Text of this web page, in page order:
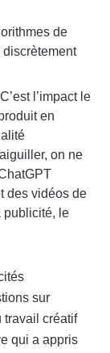
de
C’est l’impact le
en
on ne
des vidéos de
publicité, le
sur
travail créatif
qui a appris